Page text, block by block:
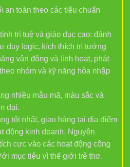
an toàn theo các tiêu chuẩn
trí tuệ và giáo dục cao: đánh
duy logic, kích thích trí tưởng
vận động và linh hoạt, phát
nhóm và kỹ năng hòa nhập
nhiều mẫu mã, màu sắc và
đại.
tốt nhất, giao hàng tại địa điểm
động kinh doanh, Nguyên
cực vào các hoạt động công
mục tiêu vì thế giới trẻ thơ.